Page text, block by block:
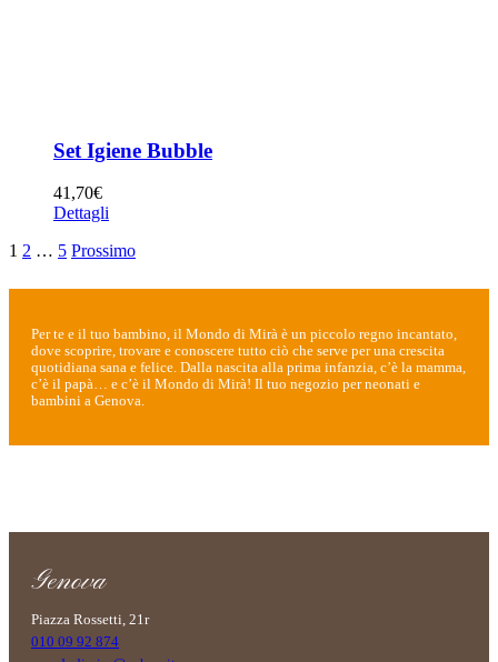
Set Igiene Bubble
41,70€
Dettagli
1 2 … 5 Prossimo
Per te e il tuo bambino, il Mondo di Mirà è un piccolo regno incantato,
dove scoprire, trovare e conoscere tutto ciò che serve per una crescita
quotidiana sana e felice. Dalla nascita alla prima infanzia, c’è la mamma,
c’è il papà… e c’è il Mondo di Mirà! Il tuo negozio per neonati e
bambini a Genova.
Genova
Piazza Rossetti, 21r
010 09 92 874